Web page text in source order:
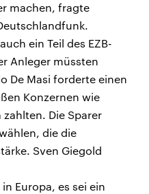
machen, fragte
ein Teil des EZB-
Anleger müssten
De Masi forderte einen
Konzernen wie
Die Sparer
die die
Sven Giegold
Europa, es sei ein